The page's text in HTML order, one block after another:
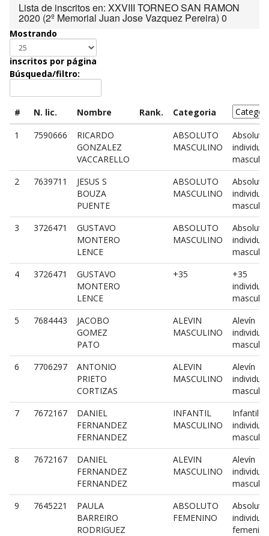
Lista de inscritos en: XXVIII TORNEO SAN RAMON
2020 (2º Memorial Juan Jose Vazquez Pereira) 0
Mostrando
inscritos por página
Búsqueda/filtro:
# N. lic. Nombre Rank.
Categoria
1
7590666
RICARDO
GONZALEZ
VACCARELLO
ABSOLUTO
MASCULINO
Absoluto
individual
2
7639711
JESUS S
BOUZA
PUENTE
ABSOLUTO
MASCULINO
Absoluto
individual
3
3726471
GUSTAVO
MONTERO
LENCE
ABSOLUTO
MASCULINO
Absoluto
individual
4
3726471
GUSTAVO
MONTERO
LENCE
+35
+35
individual
5
7684443
JACOBO
GOMEZ
PATO
ALEVIN
MASCULINO
Alevín
individual
6
7706297
ANTONIO
PRIETO
CORTIZAS
ALEVIN
MASCULINO
Alevín
individual
7
7672167
DANIEL
FERNANDEZ
FERNANDEZ
INFANTIL
MASCULINO
Infantil
individual
8
7672167
DANIEL
FERNANDEZ
FERNANDEZ
ALEVIN
MASCULINO
Alevín
individual
9
7645221
PAULA
BARREIRO
RODRIGUEZ
ABSOLUTO
FEMENINO
Absoluto
individual
femenino